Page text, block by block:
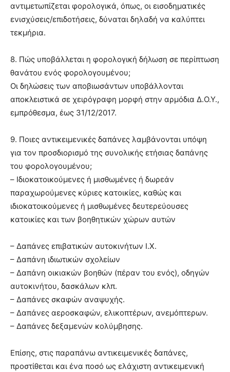
αντιμετωπίζεται φορολογικά, όπως, οι εισοδηματικές
ενισχύσεις/επιδοτήσεις, δύναται δηλαδή να καλύπτει
τεκμήρια.
8. Πώς υποβάλλεται η φορολογική δήλωση σε περίπτωση
θανάτου ενός φορολογουμένου;
Οι δηλώσεις των αποβιωσάντων υποβάλλονται
αποκλειστικά σε χειρόγραφη μορφή στην αρμόδια Δ.Ο.Υ.,
εμπρόθεσμα, έως 31/12/2017.
9. Ποιες αντικειμενικές δαπάνες λαμβάνονται υπόψη
για τον προσδιορισμό της συνολικής ετήσιας δαπάνης
του φορολογουμένου;
– Ιδιοκατοικούμενες ή μισθωμένες ή δωρεάν
παραχωρούμενες κύριες κατοικίες, καθώς και
ιδιοκατοικούμενες ή μισθωμένες δευτερεύουσες
κατοικίες και των βοηθητικών χώρων αυτών
– Δαπάνες επιβατικών αυτοκινήτων Ι.Χ.
– Δαπάνη ιδιωτικών σχολείων
– Δαπάνη οικιακών βοηθών (πέραν του ενός), οδηγών
αυτοκινήτου, δασκάλων κλπ.
– Δαπάνες σκαφών αναψυχής.
– Δαπάνες αεροσκαφών, ελικοπτέρων, ανεμόπτερων.
– Δαπάνες δεξαμενών κολύμβησης.
Επίσης, στις παραπάνω αντικειμενικές δαπάνες,
προστίθεται και ένα ποσό ως ελάχιστη αντικειμενική